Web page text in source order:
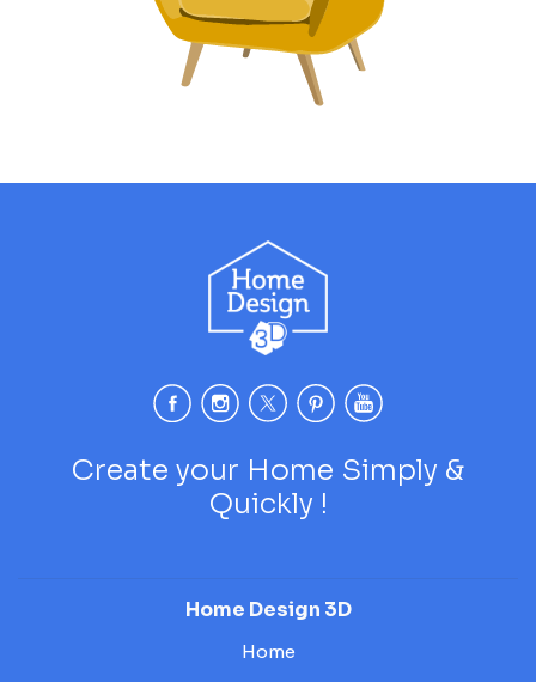
Create your Home Simply &
Quickly !
Home Design 3D
Home